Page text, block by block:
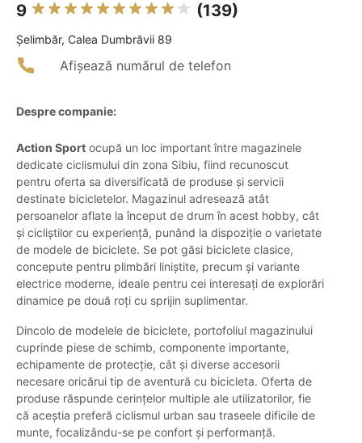
9 (139)
Şelimbăr, Calea Dumbrăvii 89
Afișează numărul de telefon
Despre companie:
Action Sport ocupă un loc important între magazinele
dedicate ciclismului din zona Sibiu, fiind recunoscut
pentru oferta sa diversificată de produse și servicii
destinate bicicletelor. Magazinul adresează atât
persoanelor aflate la început de drum în acest hobby, cât
și cicliștilor cu experiență, punând la dispoziție o varietate
de modele de biciclete. Se pot găsi biciclete clasice,
concepute pentru plimbări liniștite, precum și variante
electrice moderne, ideale pentru cei interesați de explorări
dinamice pe două roți cu sprijin suplimentar.
Dincolo de modelele de biciclete, portofoliul magazinului
cuprinde piese de schimb, componente importante,
echipamente de protecție, cât și diverse accesorii
necesare oricărui tip de aventură cu bicicleta. Oferta de
produse răspunde cerințelor multiple ale utilizatorilor, fie
că aceștia preferă ciclismul urban sau traseele dificile de
munte, focalizându-se pe confort și performanță.